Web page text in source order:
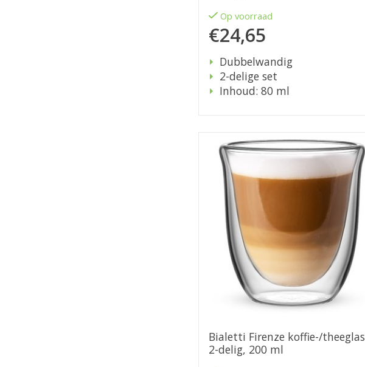
Op voorraad
€24,65
Dubbelwandig
2-delige set
Inhoud: 80 ml
Bialetti Firenze koffie-/theeglas
2-delig, 200 ml